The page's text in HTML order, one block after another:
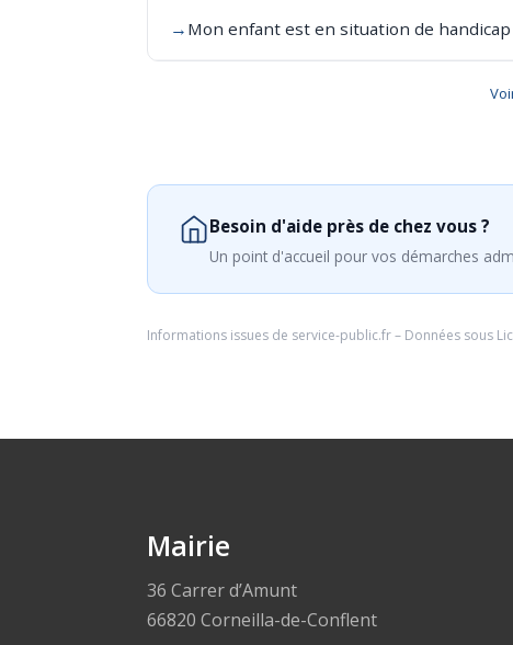
→ Mon enfant est en situation de handicap
Besoin d'aide près de chez vous ?
Un point d'accueil pour vos démarches
Informations issues de service-public.fr– Données sous
Mairie
36 Carrer d’Amunt
66820 Corneilla-de-Conflent